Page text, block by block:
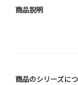
商品説明
商品のシリーズに